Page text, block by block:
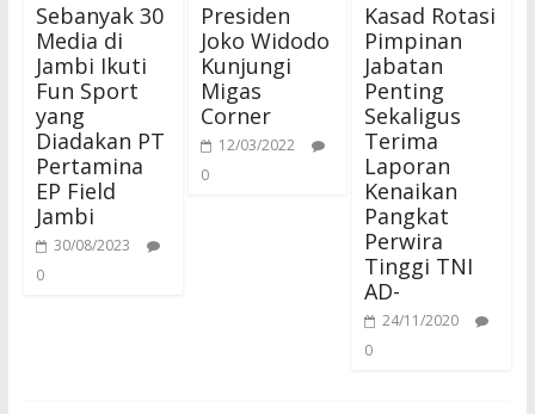
Sebanyak 30
Media di
Jambi Ikuti
Fun Sport
yang
Diadakan PT
Pertamina
EP Field
Jambi
30/08/2023
0
Presiden
Joko Widodo
Kunjungi
Migas
Corner
12/03/2022
0
Kasad Rotasi
Pimpinan
Jabatan
Penting
Sekaligus
Terima
Laporan
Kenaikan
Pangkat
Perwira
Tinggi TNI
AD-
24/11/2020
0